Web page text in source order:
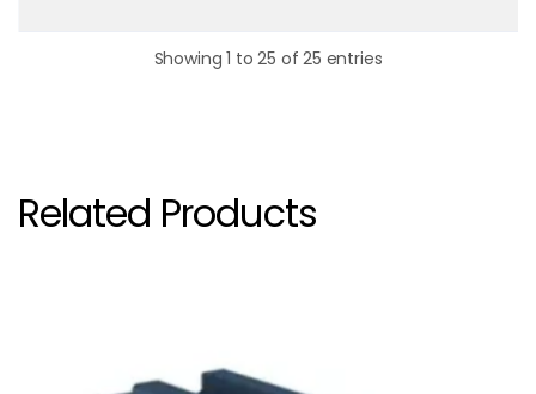
Showing 1 to 25 of 25 entries
Related Products